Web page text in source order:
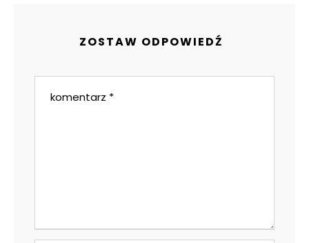
ZOSTAW ODPOWIEDŹ